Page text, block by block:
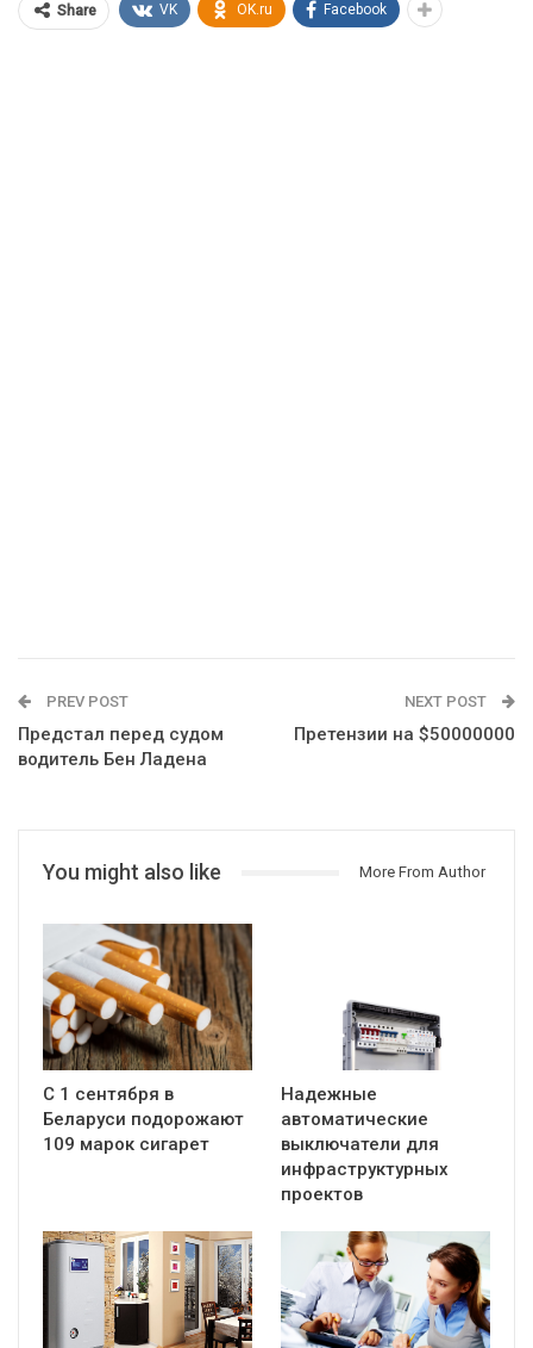
Share VK OK.ru Facebook
PREV POST
Предстал перед судом
водитель Бен Ладена
NEXT POST
Претензии на $50000000
You might also like More From Author
С 1 сентября в
Беларуси подорожают
109 марок сигарет
Надежные
автоматические
выключатели для
инфраструктурных
проектов